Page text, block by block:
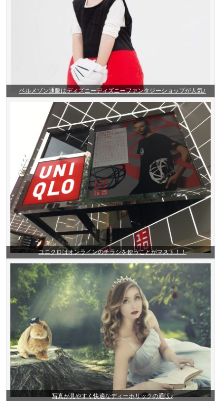
ベルメゾン通販はディズニーディズニーファンタジーショップが人気♪
ユニクロはオンラインのチラシを使うことがマスト！！
写真が見やすく快適なディーホリックの通販♪